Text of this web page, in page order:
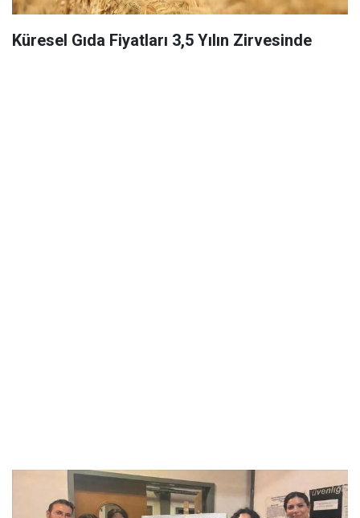
Küresel Gıda Fiyatları 3,5 Yılın Zirvesinde